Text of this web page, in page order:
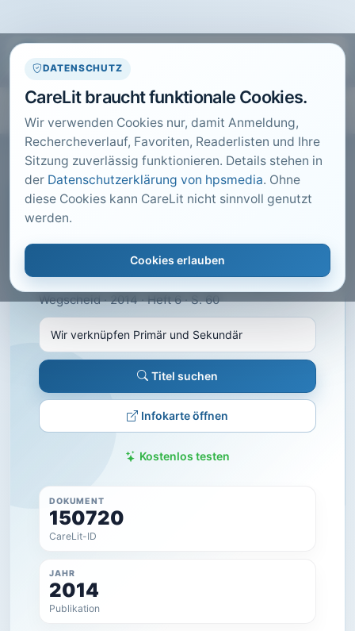
DATENSCHUTZ
CareLit braucht funktionale Cookies.
Wir verwenden Cookies nur, damit Anmeldung,
Rechercheverlauf, Favoriten, Readerlisten und Ihre
Sitzung zuverlässig funktionieren. Details stehen in
der Datenschutzerklärung von hpsmedia. Ohne
diese Cookies kann CareLit nicht sinnvoll genutzt
werden.
Cookies erlauben
CARELIT FACHARTIKEL
Wir verknüpfen Primär und
Sekundär
Wegscheid · 2014 · Heft 6 · S. 60
Titel suchen
Infokarte öffnen
Kostenlos testen
DOKUMENT
150720
CareLit-ID
JAHR
2014
Publikation